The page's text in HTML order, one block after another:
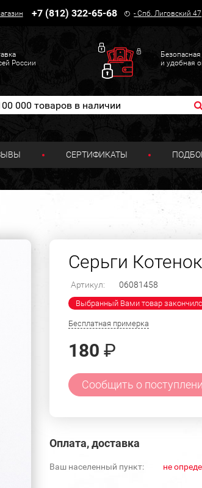
+7 (812) 322-65-68 -Спб. Лиговский 47
России
Безопасная
и удобная
СЕРТИФИКАТЫ
Серьги Котенок
Артикул: 06081458
Выбранный Вами товар
Бесплатная примерка
180 ₽
Сообщить о
Оплата, доставка
Ваш населенный пункт: не